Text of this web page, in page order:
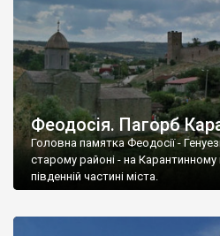
Феодосія. Пагорб
Головна памятка Феодосії -
старому районі - на Карантинному
південній частині міста.